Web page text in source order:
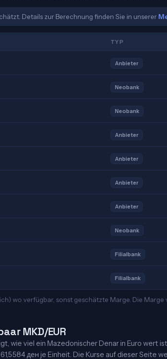
Details zur Berechnung finden Sie in unserer
TYP
Anbieter
Neobank
Neobank
Anbieter
Anbieter
Anbieter
Anbieter
Neobank
Filialbank
Filialbank
wo verfügbar, sonst geschätzte Marge. Die
MKD/EUR
wie viel ein Mazedonischer Denar in Euro wert
ден je Einheit. Die Kurse auf dieser Seite